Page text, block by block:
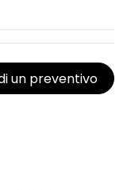
un preventivo